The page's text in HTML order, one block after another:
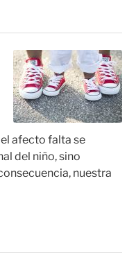
afecto falta se
del niño, sino
nuestra